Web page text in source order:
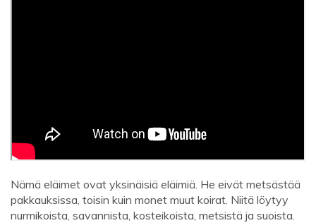
Nämä eläimet ovat yksinäisiä eläimiä. He eivät metsästää
pakkauksissa, toisin kuin monet muut koirat. Niitä löytyy
nurmikoista, savannista, kosteikoista, metsistä ja suoista.